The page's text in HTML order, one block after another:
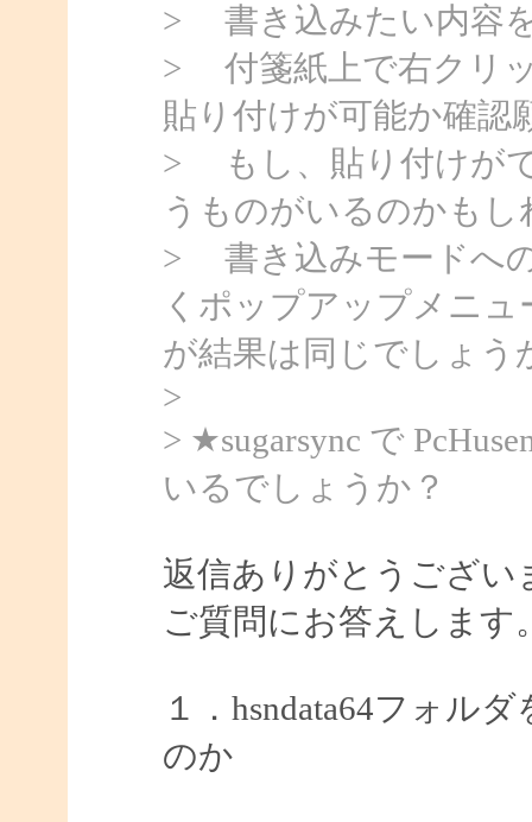
> 書き込みたい内容
> 付箋紙上で右クリ
貼り付けが可能か確認
> もし、貼り付けが
うものがいるのかもし
> 書き込みモードへ
くポップアップメニ
が結果は同じでしょう
>
> ★sugarsync で
いるでしょうか？
返信ありがとうござい
ご質問にお答えします
１．hsndata64フォル
のか